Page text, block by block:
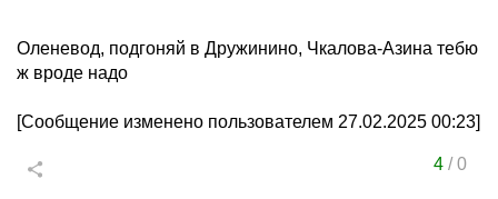
Оленевод, подгоняй в Дружинино, Чкалова-Азина тебю
ж вроде надо
[Сообщение изменено пользователем 27.02.2025 00:23]
4/0